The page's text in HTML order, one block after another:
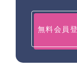
無料会員